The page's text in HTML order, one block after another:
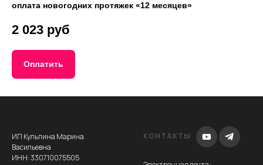
оплата новогодних протяжек «12 месяцев»
2 023 руб
Оплатить
ИП Кульпина Марина
Васильевна
ИНН: 330710075505
КОНТАКТЫ